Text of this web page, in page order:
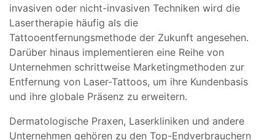
invasiven oder nicht-invasiven Techniken wird die
Lasertherapie häufig als die
Tattooentfernungsmethode der Zukunft angesehen.
Darüber hinaus implementieren eine Reihe von
Unternehmen schrittweise Marketingmethoden zur
Entfernung von Laser-Tattoos, um ihre Kundenbasis
und ihre globale Präsenz zu erweitern.
Dermatologische Praxen, Laserkliniken und andere
Unternehmen gehören zu den Top-Endverbrauchern